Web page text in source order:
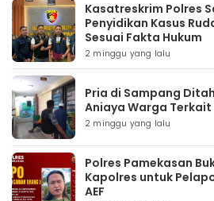
Kasatreskrim Polres
Penyidikan Kasus
Sesuai Fakta Hukum
2 minggu yang lalu
Pria di Sampang
Aniaya Warga Terkait
2 minggu yang lalu
Polres Pamekasan
Kapolres untuk
AEF